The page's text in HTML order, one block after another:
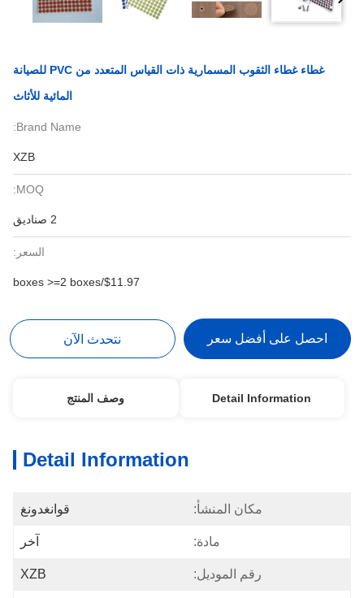
غطاء غطاء الثقوب المسمارية ذات القياس المتعدد من PVC للصيانة
المائية للأثاث
Brand Name:
XZB
MOQ:
2 صناديق
السعر:
$11.97/boxes >=2 boxes
احصل على أفضل سعر نتحدث الآن
Detail Information وصف المنتج
Detail Information
مكان المنشأ: قوانغدونغ
مادة: آخر
رقم الموديل: XZB